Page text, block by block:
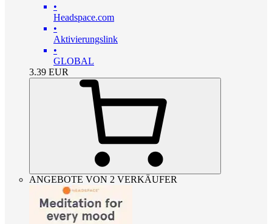
•
Headspace.com
•
Aktivierungslink
•
GLOBAL
3.39 EUR
ANGEBOTE VON 2 VERKÄUFER